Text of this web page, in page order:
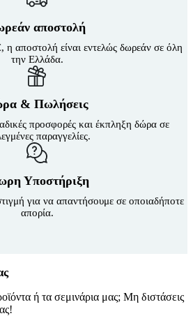
αποστολή
αποστολή είναι εντελώς δωρεάν σε όλη
την Ελλάδα.
& Πωλήσεις
προσφορές και έκπληξη δώρα σε
παραγγελίες.
Υποστήριξη
για να απαντήσουμε σε οποιαδήποτε
απορία.
ή τα σεμινάρια μας; Μη διστάσεις